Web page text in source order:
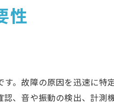
の迅速対応法
ルを最小限に抑える
ためのチェックリスト
解析の活用
性
。故障の原因を迅速に特
、音や振動の検出、計測